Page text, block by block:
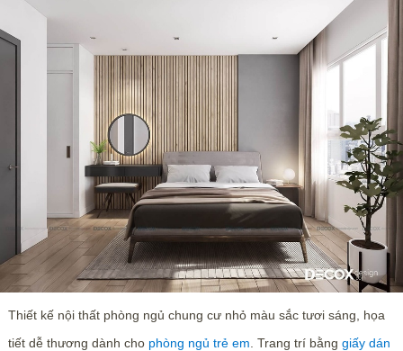
Thiết kế nội thất phòng ngủ chung cư nhỏ màu sắc tươi sáng, họa
tiết dễ thương dành cho phòng ngủ trẻ em . Trang trí bằng giấy dán